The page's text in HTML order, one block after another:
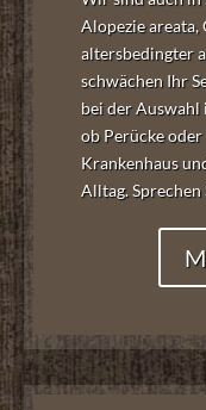
Alopezie
altersbedingter
schwächen Ihr
bei der
ob Perücke
Krankenhaus
Alltag. Sprechen